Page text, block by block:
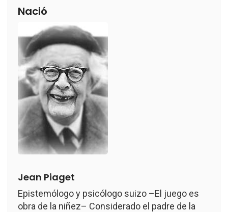
Nació
Jean Piaget
Epistemólogo y psicólogo suizo –El juego es
obra de la niñez– Considerado el padre de la